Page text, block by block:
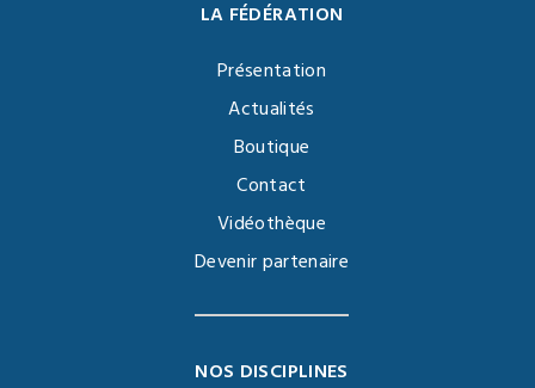
LA FÉDÉRATION
Présentation
Actualités
Boutique
Contact
Vidéothèque
Devenir partenaire
NOS DISCIPLINES